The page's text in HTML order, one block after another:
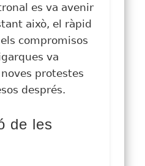
es va avenir
això, el ràpid
compromisos
va
protestes
després.
de les